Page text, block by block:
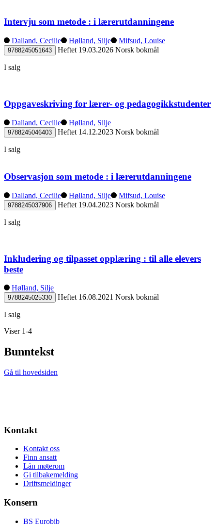
Intervju som metode : i lærerutdanningene
Dalland, Cecilie Hølland, Silje Mifsud, Louise
9788245051643 Heftet 19.03.2026 Norsk bokmål
I salg
Oppgaveskriving for lærer- og pedagogikkstudenter
Dalland, Cecilie Hølland, Silje
9788245046403 Heftet 14.12.2023 Norsk bokmål
I salg
Observasjon som metode : i lærerutdanningene
Dalland, Cecilie Hølland, Silje Mifsud, Louise
9788245037906 Heftet 19.04.2023 Norsk bokmål
I salg
Inkludering og tilpasset opplæring : til alle elevers
beste
Hølland, Silje
9788245025330 Heftet 16.08.2021 Norsk bokmål
I salg
Viser 1-4
Bunntekst
Gå til hovedsiden
Kontakt
Kontakt oss
Finn ansatt
Lån møterom
Gi tilbakemelding
Driftsmeldinger
Konsern
BS Eurobib